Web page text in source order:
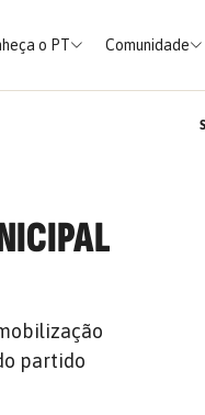
o PT Comunidade
partido